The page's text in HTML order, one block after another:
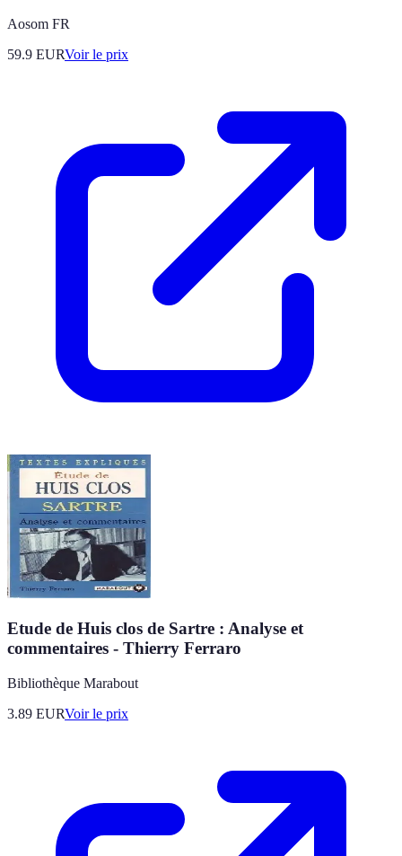
Aosom FR
59.9 EURVoir le prix
Etude de Huis clos de Sartre : Analyse et
commentaires - Thierry Ferraro
Bibliothèque Marabout
3.89 EURVoir le prix